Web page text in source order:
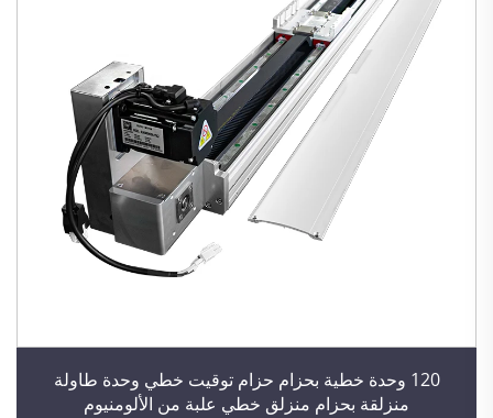
120 وحدة خطية بحزام حزام توقيت خطي وحدة طاولة
منزلقة بحزام منزلق خطي علبة من الألومنيوم